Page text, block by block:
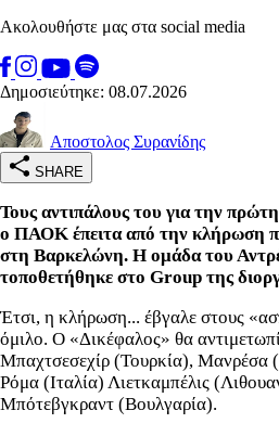
Ακολουθήστε μας στα social media
Δημοσιεύτηκε: 08.07.2026
Αποστολος Συρανίδης
SHARE
Τους αντιπάλους του για την
ο ΠΑΟΚ έπειτα από την κλήρωση
στη Βαρκελώνη. Η ομάδα του
τοποθετήθηκε στο Group της
Έτσι, η κλήρωση... έβγαλε στους
όμιλο. Ο «Δικέφαλος» θα
Μπαχτσεσεχίρ (Τουρκία), Μανρέσα
Ρόμα (Ιταλία) Λιετκαμπέλις
Μπότεβγκραντ (Βουλγαρία).